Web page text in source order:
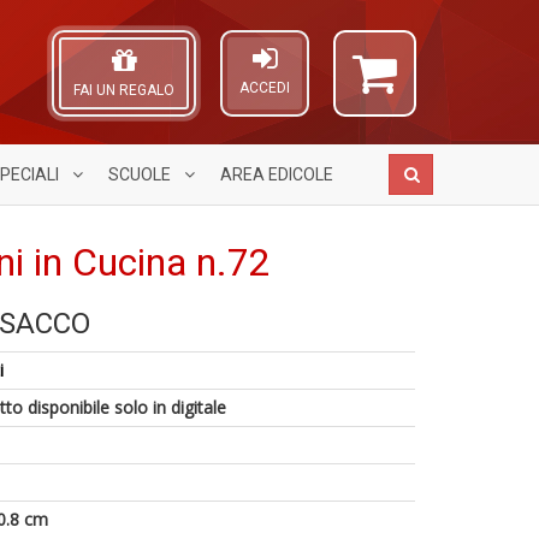
ACCEDI
FAI UN REGALO
SCUOLE AREA EDICOLE
in Cucina n.72
disponibile solo in digitale
cm